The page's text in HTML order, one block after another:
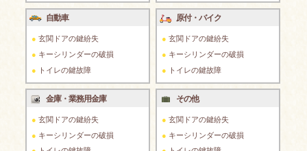
自動車
玄関ドアの鍵紛失
キーシリンダーの破損
トイレの鍵故障
原付・バイク
玄関ドアの鍵紛失
キーシリンダーの破損
トイレの鍵故障
金庫・業務用金庫
玄関ドアの鍵紛失
キーシリンダーの破損
その他
玄関ドアの鍵紛失
キーシリンダーの破損